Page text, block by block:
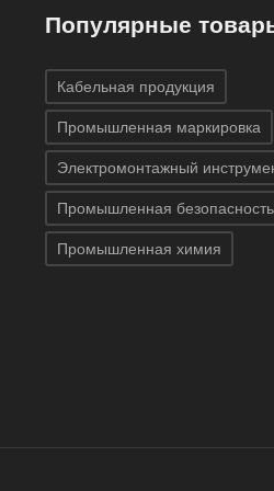
Популярные
Кабельная продукция
Промышленная маркировка
Электромонтажный
Промышленная безопасность
Промышленная химия